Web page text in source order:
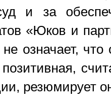
и за
«Юков и
означает, что
резюмирует